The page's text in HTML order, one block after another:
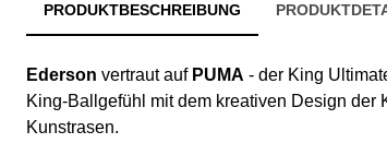
PRODUKTBESCHREIBUNG
Ederson vertraut auf PUMA - der King
King-Ballgefühl mit dem kreativen Design der
Kunstrasen.